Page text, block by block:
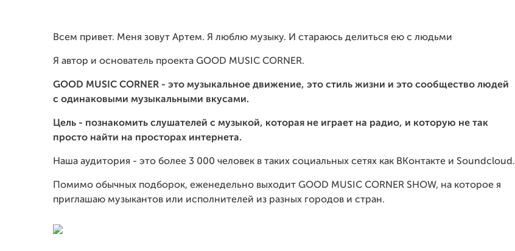
Всем привет. Меня зовут Артем. Я люблю музыку. И стараюсь делиться ею с людьми
Я автор и основатель проекта GOOD MUSIC CORNER.
GOOD MUSIC CORNER - это музыкальное движение, это стиль жизни и это сообщество людей
с одинаковыми музыкальными вкусами.
Цель - познакомить слушателей с музыкой, которая не играет на радио, и которую не так
просто найти на просторах интернета.
Наша аудитория - это более 3 000 человек в таких социальных сетях как ВКонтакте и Soundcloud.
Помимо обычных подборок, еженедельно выходит GOOD MUSIC CORNER SHOW, на которое я
приглашаю музыкантов или исполнителей из разных городов и стран.